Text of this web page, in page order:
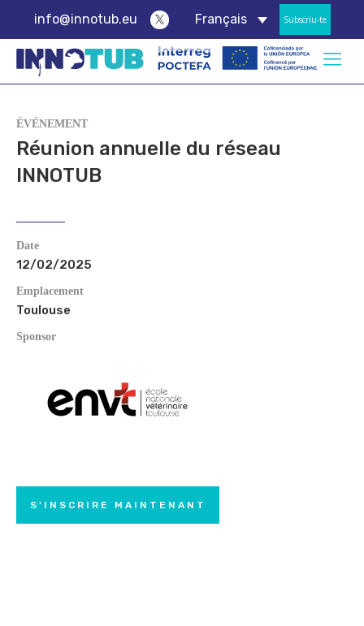
info@innotub.eu Français Subscriu-te
ÉVÉNEMENT
Réunion annuelle du réseau
INNOTUB
Date
12/02/2025
Emplacement
Toulouse
Sponsor
S'INSCRIRE MAINTENANT